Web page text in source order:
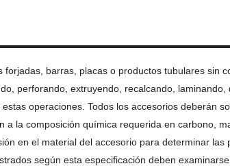
barras, placas o productos tubulares sin
perforando, extruyendo, recalcando, laminando,
estas operaciones.Todos los accesorios deberán
la composición química requerida en carbono,
en el material del accesorio para determinar
según esta especificación deben